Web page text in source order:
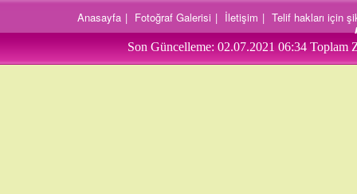
Anasayfa | Fotoğraf Galerisi | İletişim | Telif hakları için
Son Güncelleme: 02.07.2021 06:34 Toplam